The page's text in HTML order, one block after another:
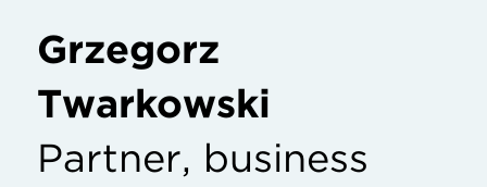
Grzegorz
Twarkowski
Partner, business